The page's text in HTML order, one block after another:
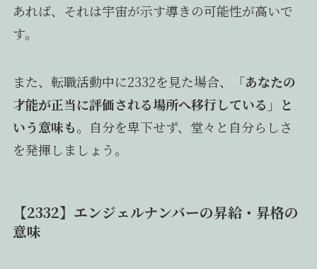
あれば、それは宇宙が示す導きの可能性が高いで
す。
また、転職活動中に2332を見た場合、「あなたの
才能が正当に評価される場所へ移行している」と
いう意味も。自分を卑下せず、堂々と自分らしさ
を発揮しましょう。
【2332】エンジェルナンバーの昇給・昇格の
意味